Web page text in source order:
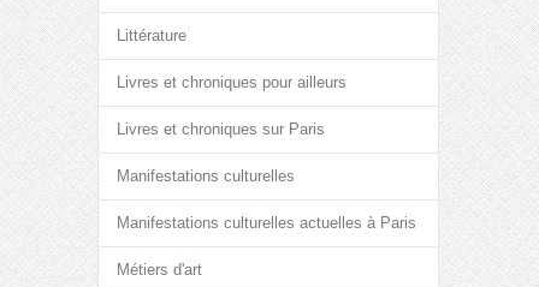
Littérature
Livres et chroniques pour ailleurs
Livres et chroniques sur Paris
Manifestations culturelles
Manifestations culturelles actuelles à Paris
Métiers d'art